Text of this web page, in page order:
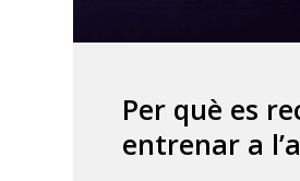
Per què es
entrenar a